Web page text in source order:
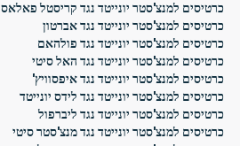
כרטיסים למנצ'סטר יונייטד נגד קריסטל פאלאס
כרטיסים למנצ'סטר יונייטד נגד אברטון
כרטיסים למנצ'סטר יונייטד נגד פולהאם
כרטיסים למנצ'סטר יונייטד נגד האל סיטי
כרטיסים למנצ'סטר יונייטד נגד איפסוויץ'
כרטיסים למנצ'סטר יונייטד נגד לידס יונייטד
כרטיסים למנצ'סטר יונייטד נגד ליברפול
כרטיסים למנצ'סטר יונייטד נגד מנצ'סטר סיטי